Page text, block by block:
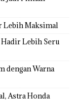
Lebih Maksimal
Hadir Lebih Seru
dengan Warna
Astra Honda